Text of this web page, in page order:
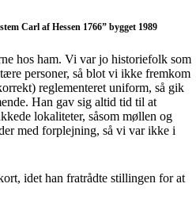
Carl af Hessen 1766” bygget 1989
hos ham. Vi var jo historiefolk som
personer, så blot vi ikke fremkom
reglementeret uniform, så gik
Han gav sig altid tid til at
lokaliteter, såsom møllen og
med forplejning, så vi var ikke i
idet han fratrådte stillingen for at